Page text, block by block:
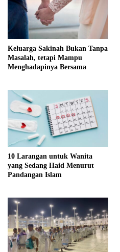
Keluarga Sakinah Bukan Tanpa
Masalah, tetapi Mampu
Menghadapinya Bersama
10 Larangan untuk Wanita
yang Sedang Haid Menurut
Pandangan Islam